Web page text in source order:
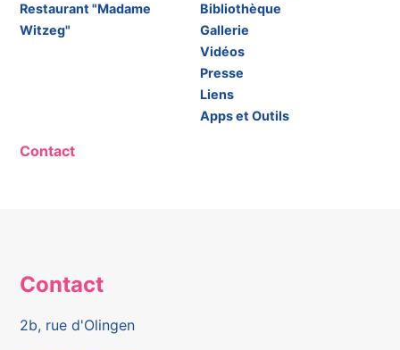
Restaurant "Madame
Witzeg"
Bibliothèque
Gallerie
Vidéos
Presse
Liens
Apps et Outils
Contact
Contact
2b, rue d'Olingen